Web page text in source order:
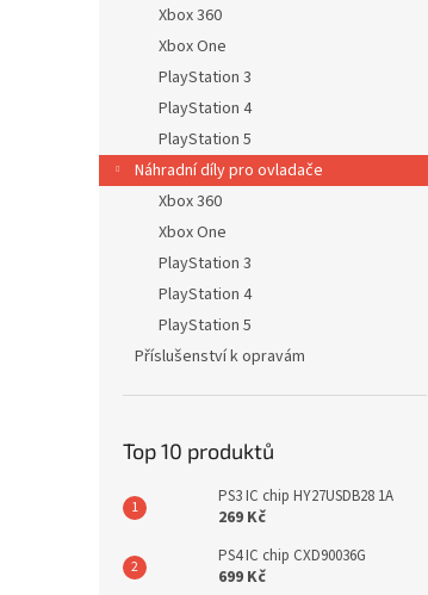
n
e
Xbox 360
Xbox One
PlayStation 3
PlayStation 4
PlayStation 5
Náhradní díly pro ovladače
Xbox 360
Xbox One
PlayStation 3
PlayStation 4
PlayStation 5
Příslušenství k opravám
Top 10 produktů
PS3 IC chip HY27USDB28 1A
269 Kč
PS4 IC chip CXD90036G
699 Kč